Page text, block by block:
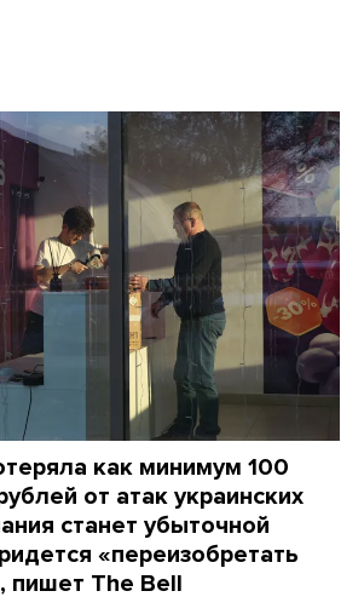
как минимум 100
от атак украинских
станет убыточной
«переизобретать
пишет The Bell